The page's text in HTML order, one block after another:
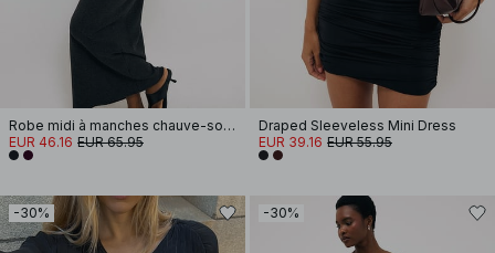
Robe midi à manches chauve-souris avec détail de couture
EUR 46.16 EUR 65.95
Draped Sleeveless Mini Dress
EUR 39.16 EUR 55.95
-30% -30%